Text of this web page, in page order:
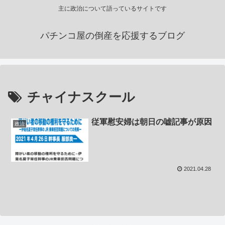
主に政治について語っているサイトです
パチンコ屋の倒産を応援するブログ
チャイナスクール
政治 従軍慰安婦は朝日の嘘記事が原因
2021.04.28